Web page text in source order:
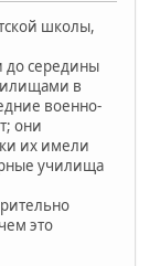
школы,
до середины
в
военно-
они
их имели
училища
это